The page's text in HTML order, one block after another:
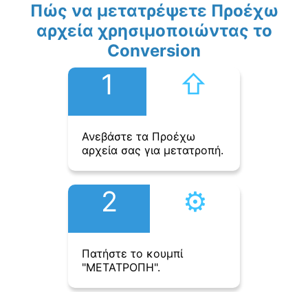
Πώς να μετατρέψετε Προέχω
αρχεία χρησιμοποιώντας το
Conversion
1 ⇧︎
Ανεβάστε τα Προέχω
αρχεία σας για μετατροπή.
2 ⚙︎
Πατήστε το κουμπί
"ΜΕΤΑΤΡΟΠΗ".